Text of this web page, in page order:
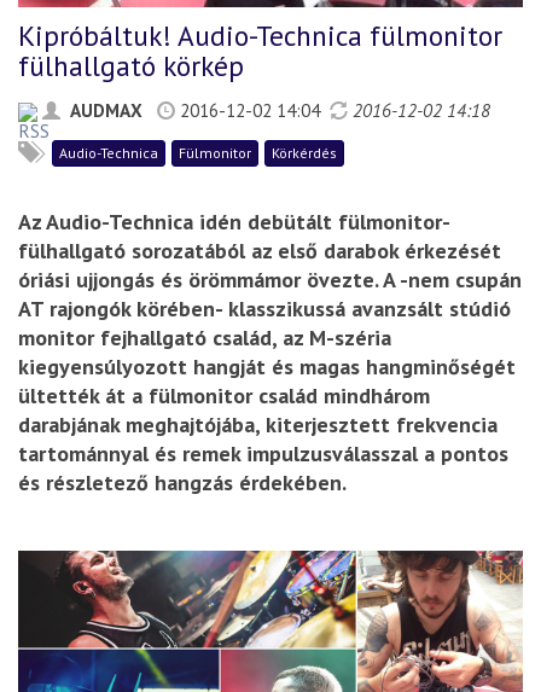
Kipróbáltuk! Audio-Technica fülmonitor
fülhallgató körkép
AUDMAX 2016-12-02 14:04 2016-12-02 14:18
Audio-Technica Fülmonitor Körkérdés
Az Audio-Technica idén debütált fülmonitor-
fülhallgató sorozatából az első darabok érkezését
óriási ujjongás és örömmámor övezte. A -nem csupán
AT rajongók körében- klasszikussá avanzsált stúdió
monitor fejhallgató család, az M-széria
kiegyensúlyozott hangját és magas hangminőségét
ültették át a fülmonitor család mindhárom
darabjának meghajtójába, kiterjesztett frekvencia
tartománnyal és remek impulzusválasszal a pontos
és részletező hangzás érdekében.